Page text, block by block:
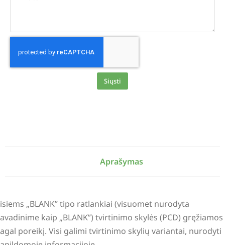
Siųsti
Aprašymas
„BLANK” tipo ratlankiai (visuomet nurodyta
kaip „BLANK”) tvirtinimo skylės (PCD) gręžiamos
poreikį. Visi galimi tvirtinimo skylių variantai, nurodyti